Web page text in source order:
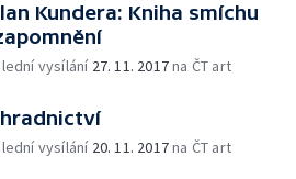
Kundera: Kniha smíchu
vysílání 27. 11. 2017na ČT art
vysílání 20. 11. 2017na ČT art